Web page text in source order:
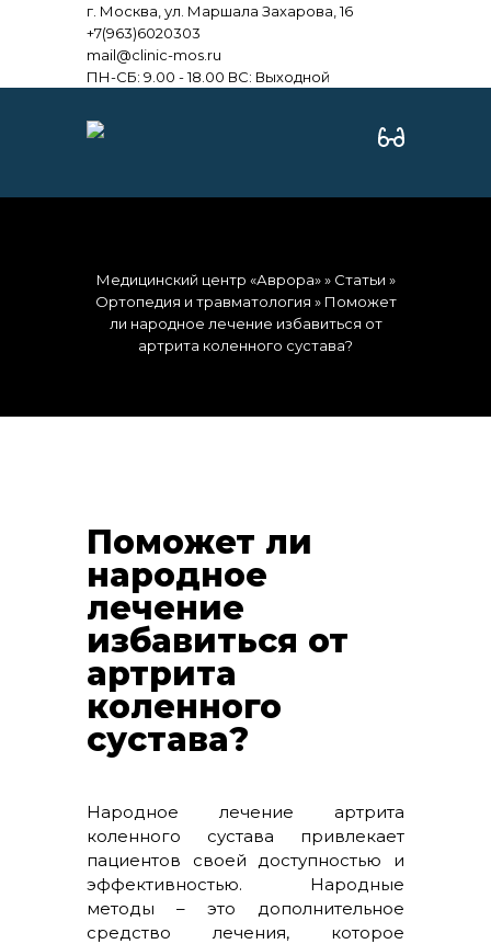
г. Москва, ул. Маршала Захарова, 16
+7(963)6020303
mail@clinic-mos.ru
ПН-СБ: 9.00 - 18.00 ВС: Выходной
Медицинский центр «Аврора»» Статьи »
Ортопедия и травматология » Поможет
ли народное лечение избавиться от
артрита коленного сустава?
Поможет ли
народное
лечение
избавиться от
артрита
коленного
сустава?
Народное лечение артрита
коленного сустава привлекает
пациентов своей доступностью и
эффективностью. Народные
методы – это дополнительное
средство лечения, которое